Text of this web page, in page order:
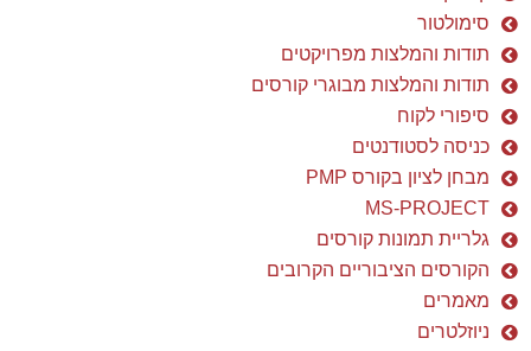
סימולטור
תודות והמלצות מפרויקטים
תודות והמלצות מבוגרי קורסים
סיפורי לקוח
כניסה לסטודנטים
מבחן לציון בקורס PMP
MS-PROJECT
גלריית תמונות קורסים
הקורסים הציבוריים הקרובים
מאמרים
ניוזלטרים